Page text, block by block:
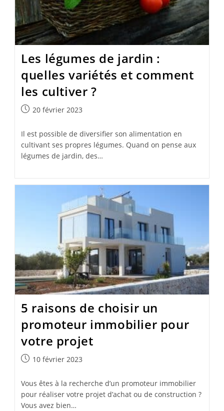
Les légumes de jardin :
quelles variétés et comment
les cultiver ?
Publication
20 février 2023
Il est possible de diversifier son alimentation en
cultivant ses propres légumes. Quand on pense aux
légumes de jardin, des…
5 raisons de choisir un
promoteur immobilier pour
votre projet
Publication
10 février 2023
Vous êtes à la recherche d’un promoteur immobilier
pour réaliser votre projet d’achat ou de construction ?
Vous avez bien…